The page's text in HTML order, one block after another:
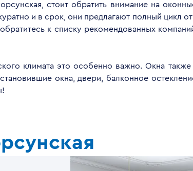
стоит обратить внимание на
и в срок, они предлагают полный цикл
к списку рекомендованных
климата это особенно важно. Окна также
окна, двери, балконное